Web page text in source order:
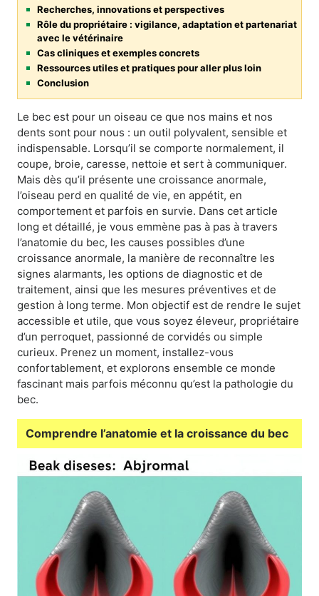
Recherches, innovations et perspectives
Rôle du propriétaire : vigilance, adaptation et partenariat
avec le vétérinaire
Cas cliniques et exemples concrets
Ressources utiles et pratiques pour aller plus loin
Conclusion
Le bec est pour un oiseau ce que nos mains et nos
dents sont pour nous : un outil polyvalent, sensible et
indispensable. Lorsqu’il se comporte normalement, il
coupe, broie, caresse, nettoie et sert à communiquer.
Mais dès qu’il présente une croissance anormale,
l’oiseau perd en qualité de vie, en appétit, en
comportement et parfois en survie. Dans cet article
long et détaillé, je vous emmène pas à pas à travers
l’anatomie du bec, les causes possibles d’une
croissance anormale, la manière de reconnaître les
signes alarmants, les options de diagnostic et de
traitement, ainsi que les mesures préventives et de
gestion à long terme. Mon objectif est de rendre le sujet
accessible et utile, que vous soyez éleveur, propriétaire
d’un perroquet, passionné de corvidés ou simple
curieux. Prenez un moment, installez-vous
confortablement, et explorons ensemble ce monde
fascinant mais parfois méconnu qu’est la pathologie du
bec.
Comprendre l’anatomie et la croissance du bec